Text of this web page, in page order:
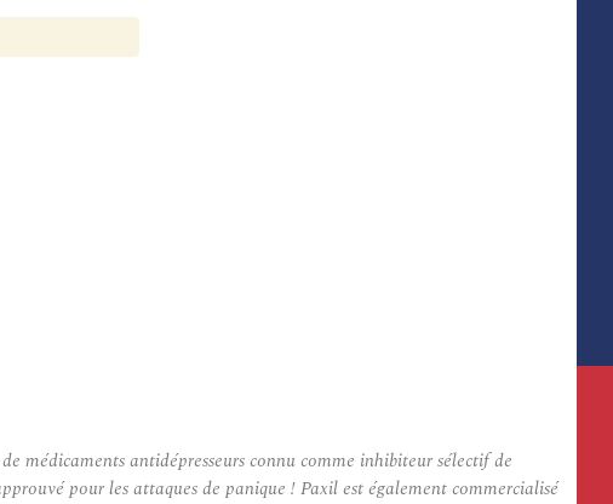
médicaments antidépresseurs connu comme inhibiteur sélectif de
pour les attaques de panique ! Paxil est également commercialisé